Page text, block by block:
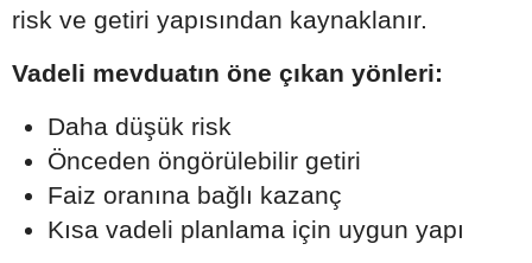
risk ve getiri yapısından kaynaklanır.
Vadeli mevduatın öne çıkan yönleri:
Daha düşük risk
Önceden öngörülebilir getiri
Faiz oranına bağlı kazanç
Kısa vadeli planlama için uygun yapı